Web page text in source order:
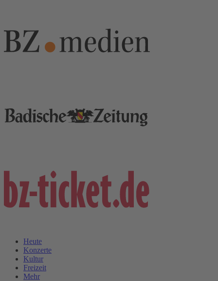
Heute
Konzerte
Kultur
Freizeit
Mehr